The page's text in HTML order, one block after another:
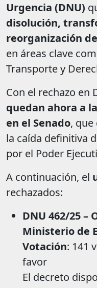
Urgencia (DNU)
disolución,
reorganización
en áreas clave
Transporte y
Con el rechazo en
quedan ahora a
en el Senado,
la caída definitiva
por el Poder
A continuación, el
rechazados:
DNU 462/25 –
Ministerio de
Votación: 141
favor
El decreto